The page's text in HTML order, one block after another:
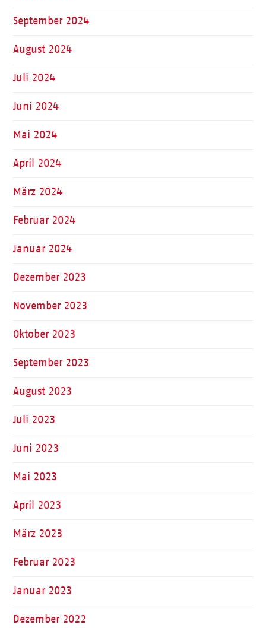
September 2024
August 2024
Juli 2024
Juni 2024
Mai 2024
April 2024
März 2024
Februar 2024
Januar 2024
Dezember 2023
November 2023
Oktober 2023
September 2023
August 2023
Juli 2023
Juni 2023
Mai 2023
April 2023
März 2023
Februar 2023
Januar 2023
Dezember 2022